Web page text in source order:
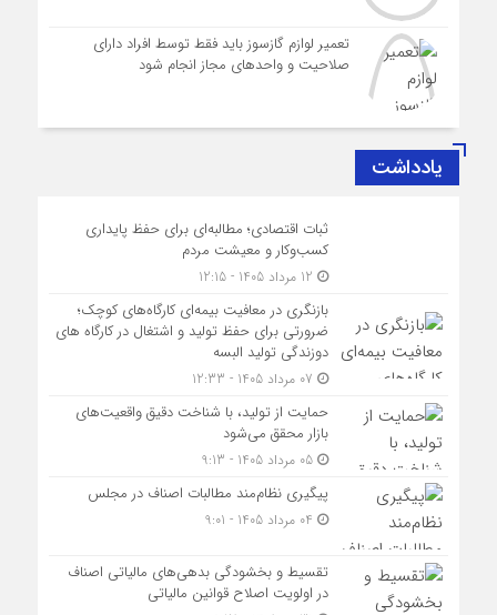
تعمیر لوازم گازسوز باید فقط توسط افراد دارای
صلاحیت و واحدهای مجاز انجام شود
یادداشت
ثبات اقتصادی؛ مطالبه‌ای برای حفظ پایداری
کسب‌وکار و معیشت مردم
بازنگری در معافیت بیمه‌ای کارگاه‌های کوچک؛
ضرورتی برای حفظ تولید و اشتغال در کارگاه های
دوزندگی تولید البسه
حمایت از تولید، با شناخت دقیق واقعیت‌های
بازار محقق می‌شود
05 مرداد 1405 - 9:13
پیگیری نظام‌مند مطالبات اصناف در مجلس
تقسیط و بخشودگی بدهی‌های مالیاتی اصناف
در اولویت اصلاح قوانین مالیاتی